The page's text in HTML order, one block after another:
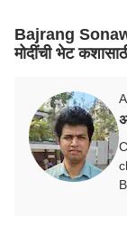
Bajrang
मोदींची भेट